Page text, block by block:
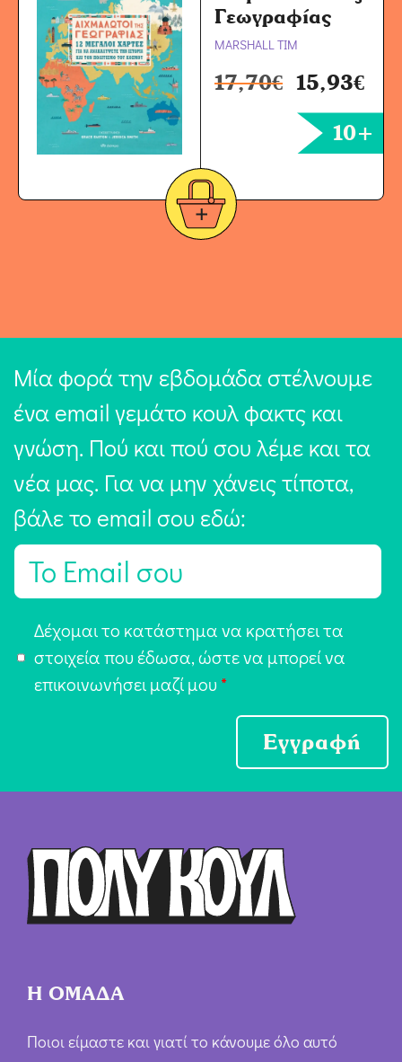
Γεωγραφίας
MARSHALL TIM
17,70€ 15,93€
10+
Μία φορά την εβδομάδα στέλνουμε
ένα email γεμάτο κουλ φακτς και
γνώση. Πού και πού σου λέμε και τα
νέα μας. Για να μην χάνεις τίποτα,
βάλε το email σου εδώ:
E
π
ή
Δέχομαι το κατάστημα να κρατήσει τα
στοιχεία που έδωσα, ώστε να μπορεί να
επικοινωνήσει μαζί μου *
Εγγραφή
Η ΟΜΑΔΑ
Ποιοι είμαστε και γιατί το κάνουμε όλο αυτό